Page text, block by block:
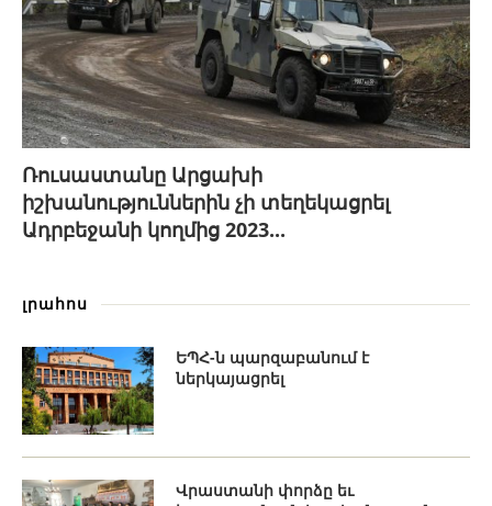
Ռուսաստանը Արցախի
իշխանություններին չի տեղեկացրել
Ադրբեջանի կողմից 2023...
լրահոս
ԵՊՀ-ն պարզաբանում է
ներկայացրել
Վրաստանի փորձը եւ